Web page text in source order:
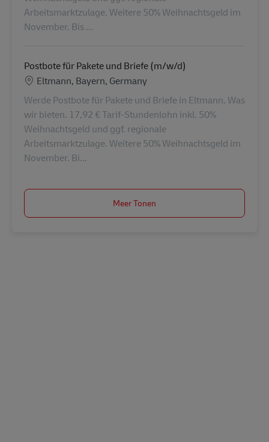
Arbeitsmarktzulage. Weitere 50% Weihnachtsgeld im
November. Bis ...
Postbote für Pakete und Briefe (m/w/d)
Locatie
Eltmann, Bayern, Germany
Werde Postbote für Pakete und Briefe in Eltmann. Was
wir bieten. 17,92 € Tarif-Stundenlohn inkl. 50%
Weihnachtsgeld und ggf. regionale
Arbeitsmarktzulage. Weitere 50% Weihnachtsgeld im
November. Bi...
Meer Tonen